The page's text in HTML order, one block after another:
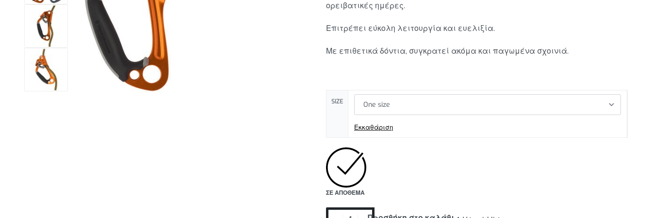
ορειβατικές ημέρες.
Επιτρέπει εύκολη λειτουργία και ευελιξία.
Με επιθετικά δόντια, συγκρατεί ακόμα και παγωμένα σχοινιά.
SIZE
Εκκαθάριση
ΣΕ ΑΠΌΘΕΜΑ